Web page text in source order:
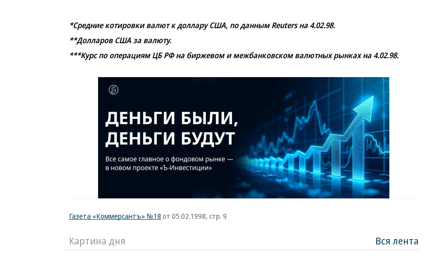
*Средние котировки валют к доллару США, по данным Reuters на 4.02.98.
**Долларов США за валюту.
***Курс по операциям ЦБ РФ на биржевом и межбанковском валютных рынках на 4.02.98.
Газета «Коммерсантъ» №18 от 05.02.1998, стр. 9
Картина дня Вся лента